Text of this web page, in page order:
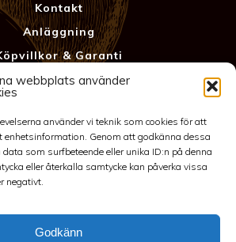
webbplats använder
använder vi teknik som cookies för att
enhetsinformation. Genom att godkänna dessa
som surfbeteende eller unika ID:n på denna
eller återkalla samtycke kan påverka vissa
negativt.
Godkänn
Kontakt
Anläggning
& Garanti
Integritetspolicy